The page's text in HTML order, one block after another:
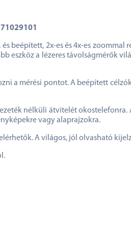
beépített, 2x-es és 4x-es
eszköz a lézeres távolságmérők
a mérési pontot. A beépített
nélküli átvitelét okostelefonra.
vagy alaprajzokra.
A világos, jól olvasható